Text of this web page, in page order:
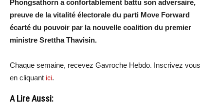
Phongsathorn a confortablement battu son adversaire,
preuve de la vitalité électorale du parti Move Forward
écarté du pouvoir par la nouvelle coalition du premier
ministre Srettha Thavisin.
Chaque semaine, recevez Gavroche Hebdo. Inscrivez vous
en cliquant ici.
A Lire Aussi: